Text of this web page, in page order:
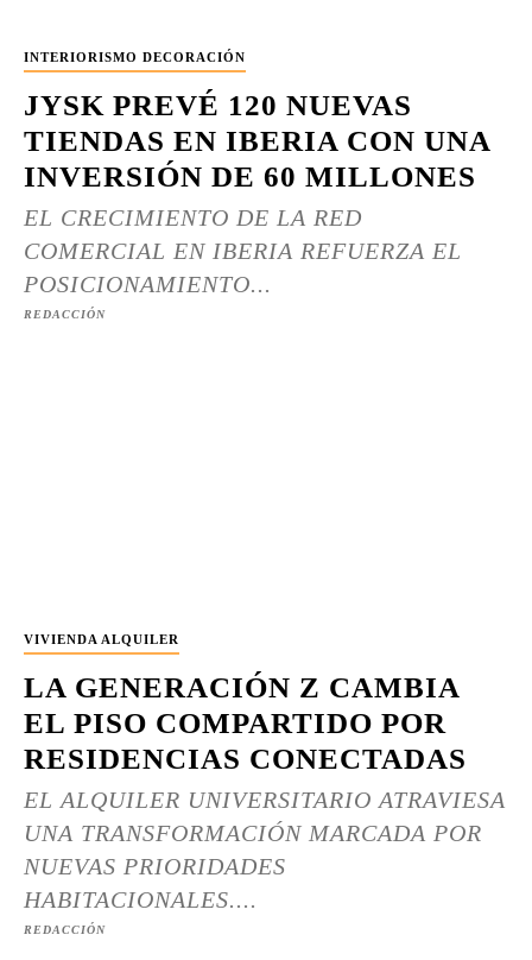
INTERIORISMO DECORACIÓN
JYSK PREVÉ 120 NUEVAS
TIENDAS EN IBERIA CON UNA
INVERSIÓN DE 60 MILLONES
EL CRECIMIENTO DE LA RED
COMERCIAL EN IBERIA REFUERZA EL
POSICIONAMIENTO...
REDACCIÓN
VIVIENDA ALQUILER
LA GENERACIÓN Z CAMBIA
EL PISO COMPARTIDO POR
RESIDENCIAS CONECTADAS
EL ALQUILER UNIVERSITARIO ATRAVIESA
UNA TRANSFORMACIÓN MARCADA POR
NUEVAS PRIORIDADES
HABITACIONALES....
REDACCIÓN